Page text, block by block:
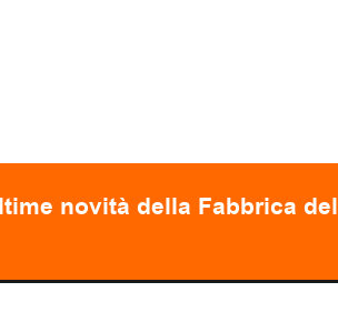
novità della Fabbrica del